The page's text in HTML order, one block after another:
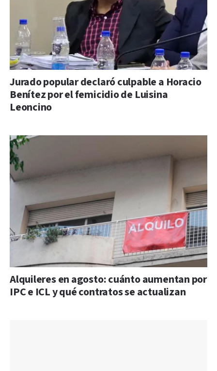
Jurado popular declaró culpable a Horacio
Benítez por el femicidio de Luisina
Leoncino
Alquileres en agosto: cuánto aumentan por
IPC e ICL y qué contratos se actualizan